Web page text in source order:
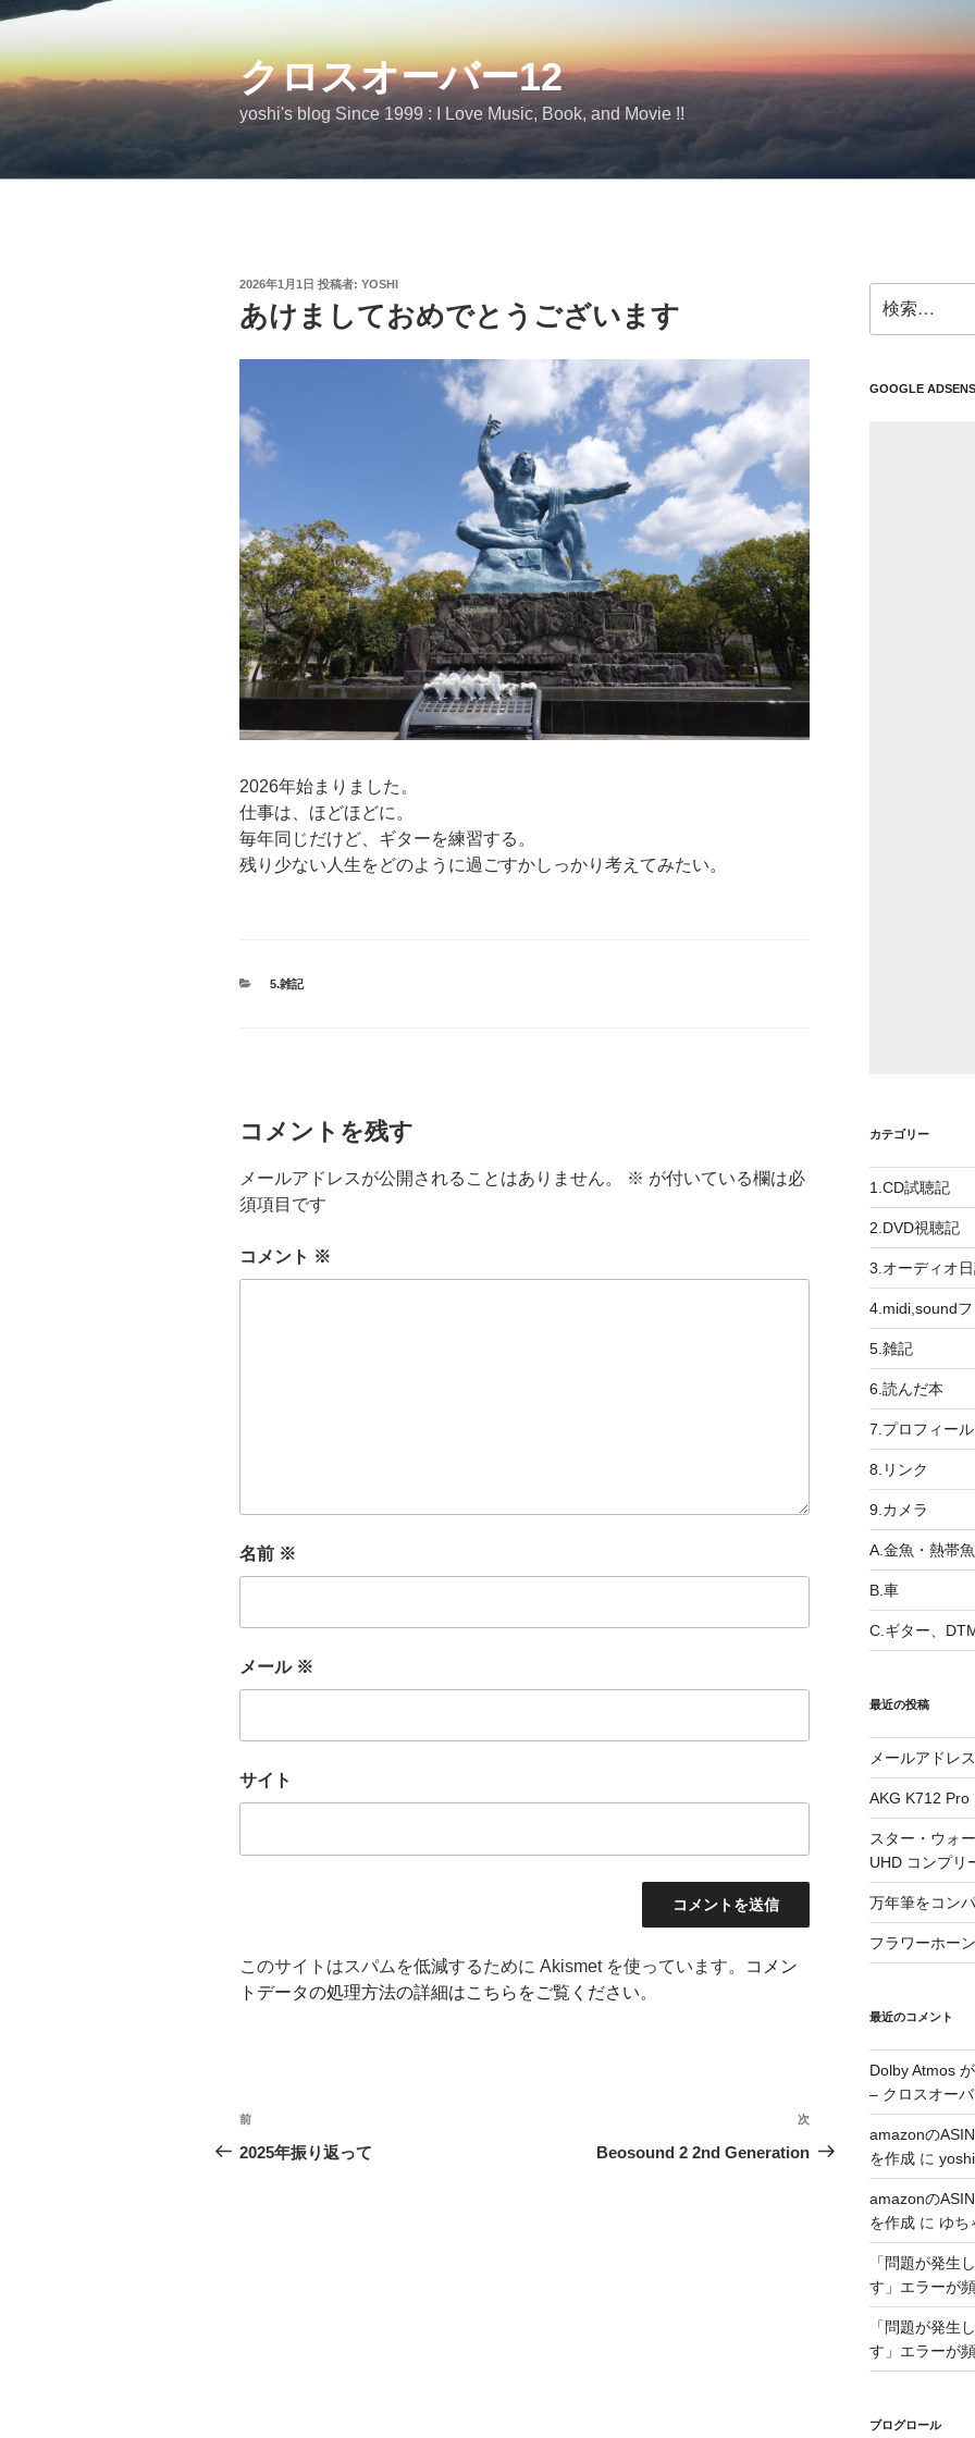
コ
テ
ン
クロスオーバー12
yoshi's blog Since 1999 : I Love Music, Book, and Movie !!
投
稿
日:
2026年1月1日 投稿者: YOSHI
あけましておめでとうございます
2026年始まりました。
仕事は、ほどほどに。
毎年同じだけど、ギターを練習する。
残り少ない人生をどのように過ごすかしっかり考えてみたい。
カ
5.雑記
コメントを残す
メールアドレスが公開されることはありません。 ※ が付いている欄は必
須項目です
コメント ※
名前 ※
メール ※
サイト
このサイトはスパムを低減するために Akismet を使っています。
コメン
トデータの処理方法の詳細はこちらをご覧ください。
投
稿
前
の
前
2025年振り返って
次
の
次
Beosound 2 2nd Generation
索:
GOOGLE
カテゴリー
1.CD試聴記
2.DVD視聴記
3.オーディオ
4.midi,sound
5.雑記
6.読んだ本
7.プロフィール
8.リンク
9.カメラ
A.金魚・熱帯魚
B.車
C.ギター、
最近の投稿
メールアドレ
AKG K712 Pro
スター・ウォ
UHD コンプリ
万年筆をコン
フラワーホー
最近のコメント
Dolby Atmos
– クロスオー
amazonの
を作成に yoshi
amazonの
を作成に ゆち
「問題が発生
す」エラーが
「問題が発生
す」エラーが
ブログロール